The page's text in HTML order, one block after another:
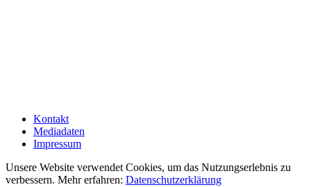
Kontakt
Mediadaten
Impressum
Unsere Website verwendet Cookies, um das Nutzungserlebnis zu
verbessern. Mehr erfahren: Datenschutzerklärung